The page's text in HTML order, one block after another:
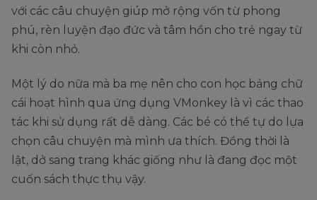
với các câu chuyện giúp mở rộng vốn từ phong
phú, rèn luyện đạo đức và tâm hồn cho trẻ ngay từ
khi còn nhỏ.
Một lý do nữa mà ba mẹ nên cho con học bảng chữ
cái hoạt hình qua ứng dụng VMonkey là vì các thao
tác khi sử dụng rất dễ dàng. Các bé có thể tự do lựa
chọn câu chuyện mà mình ưa thích. Đồng thời là
lật, dở sang trang khác giống như là đang đọc một
cuốn sách thực thụ vậy.